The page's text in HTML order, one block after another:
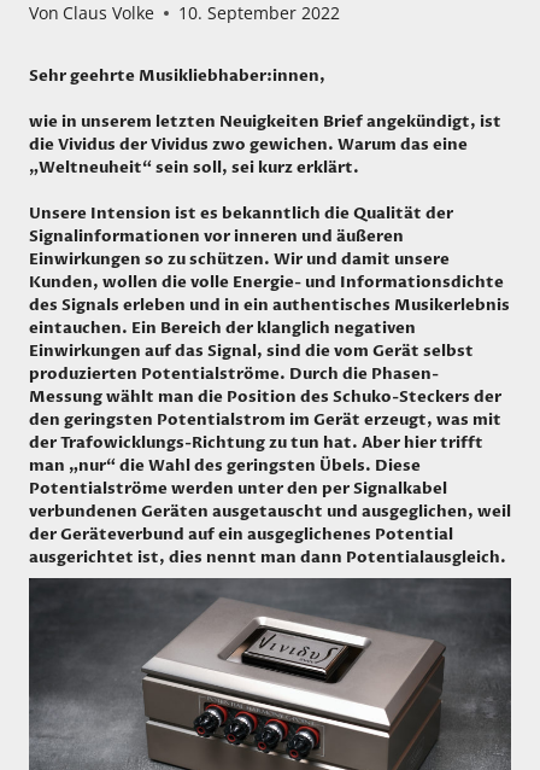
Von Claus Volke 10. September 2022
Sehr geehrte Musikliebhaber:innen,
wie in unserem letzten Neuigkeiten Brief angekündigt, ist
die Vividus der Vividus zwo gewichen. Warum das eine
„Weltneuheit“ sein soll, sei kurz erklärt.
Unsere Intension ist es bekanntlich die Qualität der
Signalinformationen vor inneren und äußeren
Einwirkungen so zu schützen. Wir und damit unsere
Kunden, wollen die volle Energie- und Informationsdichte
des Signals erleben und in ein authentisches Musikerlebnis
eintauchen. Ein Bereich der klanglich negativen
Einwirkungen auf das Signal, sind die vom Gerät selbst
produzierten Potentialströme. Durch die Phasen-
Messung wählt man die Position des Schuko-Steckers der
den geringsten Potentialstrom im Gerät erzeugt, was mit
der Trafowicklungs-Richtung zu tun hat. Aber hier trifft
man „nur“ die Wahl des geringsten Übels. Diese
Potentialströme werden unter den per Signalkabel
verbundenen Geräten ausgetauscht und ausgeglichen, weil
der Geräteverbund auf ein ausgeglichenes Potential
ausgerichtet ist, dies nennt man dann Potentialausgleich.